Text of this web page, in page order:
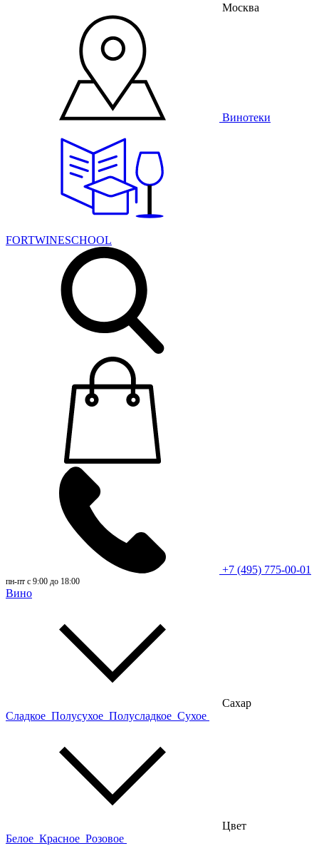
Москва
Винотеки
FORTWINESCHOOL
+7 (495) 775-00-01
пн-пт с 9:00 до 18:00
Вино
Сахар
Сладкое Полусухое Полусладкое Сухое
Цвет
Белое Красное Розовое